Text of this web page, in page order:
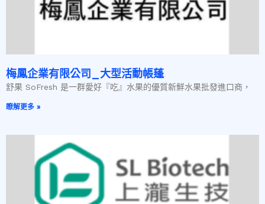
梅鳳企業有限公司_大型活動帳蓬
舒果 SoFresh 是一群愛好『吃』水果的優質新鮮水果批發進口商，
瞭解更多 »